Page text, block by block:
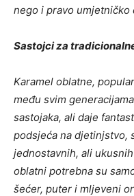
nego i pravo umjetničko
Sastojci za
Karamel oblatne,
među svim
sastojaka, ali daje
podsjeća na djetinjstvo,
jednostavnih, ali
oblatni potrebna su
šećer, puter i mljeveni